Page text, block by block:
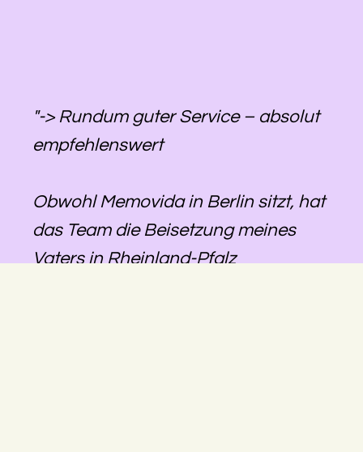
"-> Rundum guter Service – absolut
empfehlenswert
Obwohl Memovida in Berlin sitzt, hat
das Team die Beisetzung meines
Vaters in Rheinland-Pfalz